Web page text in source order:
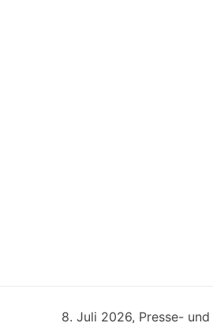
8. Juli 2026, Presse-